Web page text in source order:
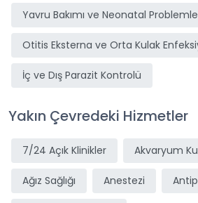
Yavru Bakımı ve Neonatal
Otitis Eksterna ve Orta Kulak
İç ve Dış Parazit Kontrolü
Yakın Çevredeki Hizmetler
7/24 Açık Klinikler Akvaryum
Ağız Sağlığı Anestezi